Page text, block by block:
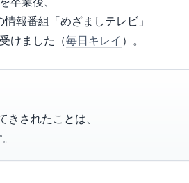
報番組「めざましテレビ」
けました（毎日キレイ ）。
されたことは、